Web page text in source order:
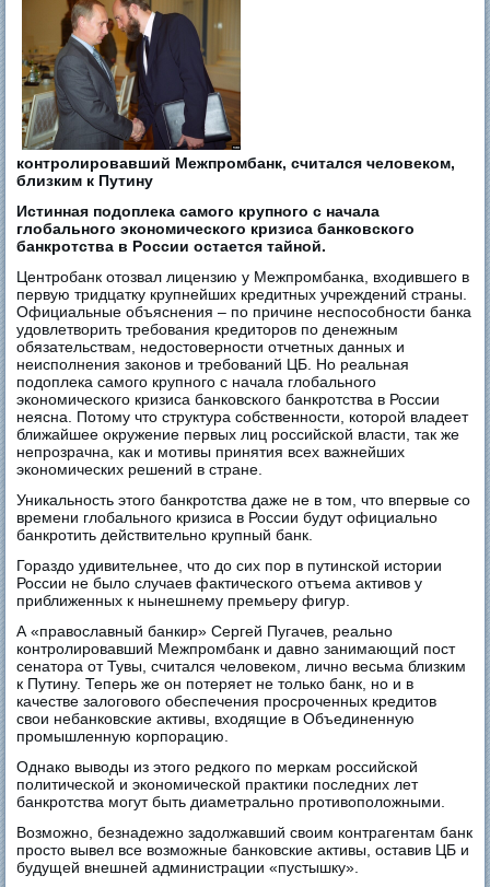
контролировавший Межпромбанк, считался человеком,
близким к Путину
Истинная подоплека самого крупного с начала
глобального экономического кризиса банковского
банкротства в России остается тайной.
Центробанк отозвал лицензию у Межпромбанка, входившего в
первую тридцатку крупнейших кредитных учреждений страны.
Официальные объяснения – по причине неспособности банка
удовлетворить требования кредиторов по денежным
обязательствам, недостоверности отчетных данных и
неисполнения законов и требований ЦБ. Но реальная
подоплека самого крупного с начала глобального
экономического кризиса банковского банкротства в России
неясна. Потому что структура собственности, которой владеет
ближайшее окружение первых лиц российской власти, так же
непрозрачна, как и мотивы принятия всех важнейших
экономических решений в стране.
Уникальность этого банкротства даже не в том, что впервые со
времени глобального кризиса в России будут официально
банкротить действительно крупный банк.
Гораздо удивительнее, что до сих пор в путинской истории
России не было случаев фактического отъема активов у
приближенных к нынешнему премьеру фигур.
А «православный банкир» Сергей Пугачев, реально
контролировавший Межпромбанк и давно занимающий пост
сенатора от Тувы, считался человеком, лично весьма близким
к Путину. Теперь же он потеряет не только банк, но и в
качестве залогового обеспечения просроченных кредитов
свои небанковские активы, входящие в Объединенную
промышленную корпорацию.
Однако выводы из этого редкого по меркам российской
политической и экономической практики последних лет
банкротства могут быть диаметрально противоположными.
Возможно, безнадежно задолжавший своим контрагентам банк
просто вывел все возможные банковские активы, оставив ЦБ и
будущей внешней администрации «пустышку».